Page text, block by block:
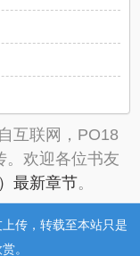
互联网，PO18
。欢迎各位书友
最新章节。
传，转载至本站只是
。